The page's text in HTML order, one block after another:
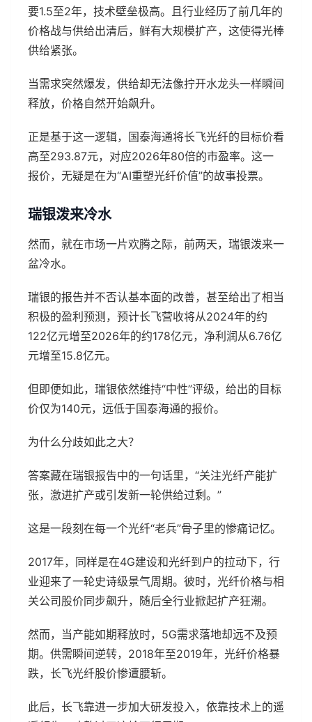
要1.5至2年，技术壁垒极高。且行业经历了前几年的
价格战与供给出清后，鲜有大规模扩产，这使得光棒
供给紧张。
当需求突然爆发，供给却无法像拧开水龙头一样瞬间
释放，价格自然开始飙升。
正是基于这一逻辑，国泰海通将长飞光纤的目标价看
高至293.87元，对应2026年80倍的市盈率。这一
报价，无疑是在为“AI重塑光纤价值”的故事投票。
瑞银泼来冷水
然而，就在市场一片欢腾之际，前两天，瑞银泼来一
盆冷水。
瑞银的报告并不否认基本面的改善，甚至给出了相当
积极的盈利预测，预计长飞营收将从2024年的约
122亿元增至2026年的约178亿元，净利润从6.76亿
元增至15.8亿元。
但即便如此，瑞银依然维持“中性”评级，给出的目标
价仅为140元，远低于国泰海通的报价。
为什么分歧如此之大？
答案藏在瑞银报告中的一句话里，“关注光纤产能扩
张，激进扩产或引发新一轮供给过剩。”
这是一段刻在每一个光纤“老兵”骨子里的惨痛记忆。
2017年，同样是在4G建设和光纤到户的拉动下，行
业迎来了一轮史诗级景气周期。彼时，光纤价格与相
关公司股价同步飙升，随后全行业掀起扩产狂潮。
然而，当产能如期释放时，5G需求落地却远不及预
期。供需瞬间逆转，2018年至2019年，光纤价格暴
跌，长飞光纤股价惨遭腰斩。
此后，长飞靠进一步加大研发投入，依靠技术上的遥